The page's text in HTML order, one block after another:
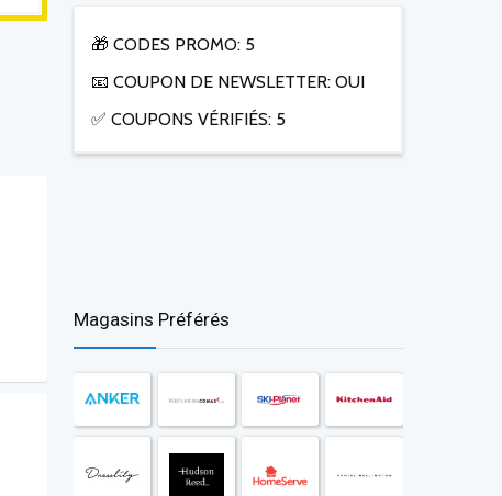
🎁 CODES PROMO: 5
📧 COUPON DE NEWSLETTER: OUI
✅ COUPONS VÉRIFIÉS: 5
Magasins Préférés